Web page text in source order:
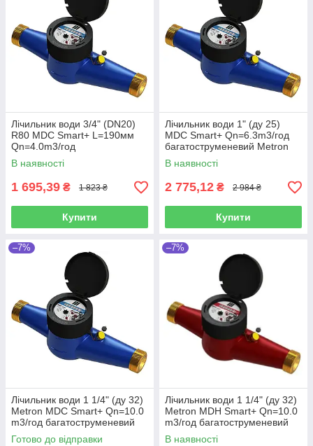
Лічильник води 3/4" (DN20)
R80 MDC Smart+ L=190мм
Qn=4.0m3/год
багатоструменевий Україна
В наявності
1 695,39 ₴ 1 823 ₴
Купити
Лічильник води 1" (ду 25)
MDC Smart+ Qn=6.3m3/год
багатоструменевий Metron
(Україна)
В наявності
2 775,12 ₴ 2 984 ₴
Купити
–7%
Лічильник води 1 1/4" (ду 32)
Metron MDC Smart+ Qn=10.0
m3/год багатоструменевий
Україна
Готово до відправки
–7%
Лічильник води 1 1/4" (ду 32)
Metron MDH Smart+ Qn=10.0
m3/год багатоструменевий
Україна
В наявності